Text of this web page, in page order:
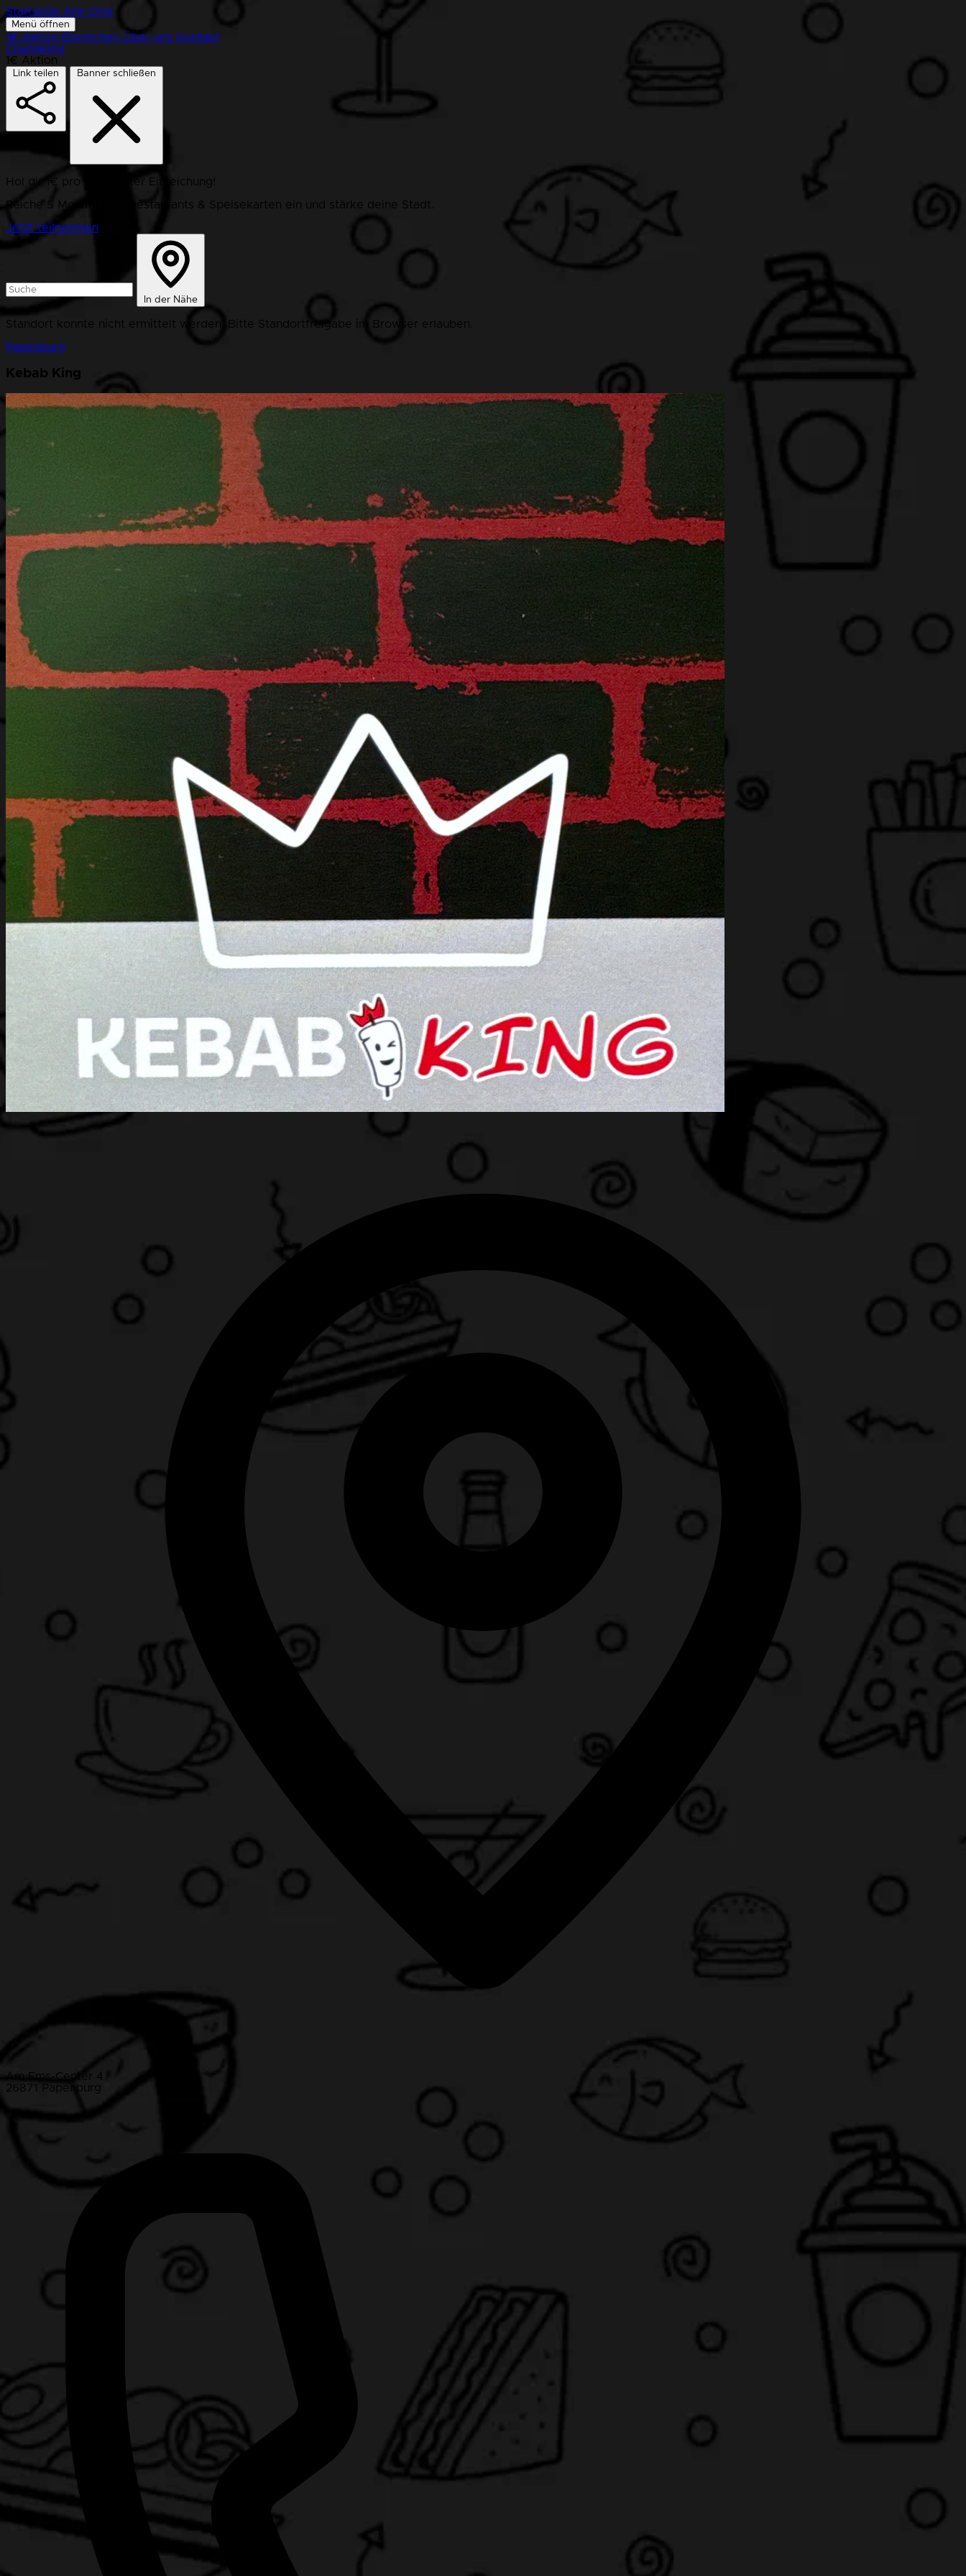
Startseite Alle Orte
Menü öffnen
1€-Aktion Einreichen Über uns Kontakt
Changelog
1€ Aktion
Link teilen Banner schließen
Hol dir 1€ pro bestätigter Einreichung!
Reiche 5 Monate lang Restaurants & Speisekarten ein und stärke deine Stadt.
Jetzt teilnehmen
In der Nähe
Standort konnte nicht ermittelt werden. Bitte Standortfreigabe im Browser erlauben.
Papenburg
Kebab King
Am Ems-Center 4
26871 Papenburg